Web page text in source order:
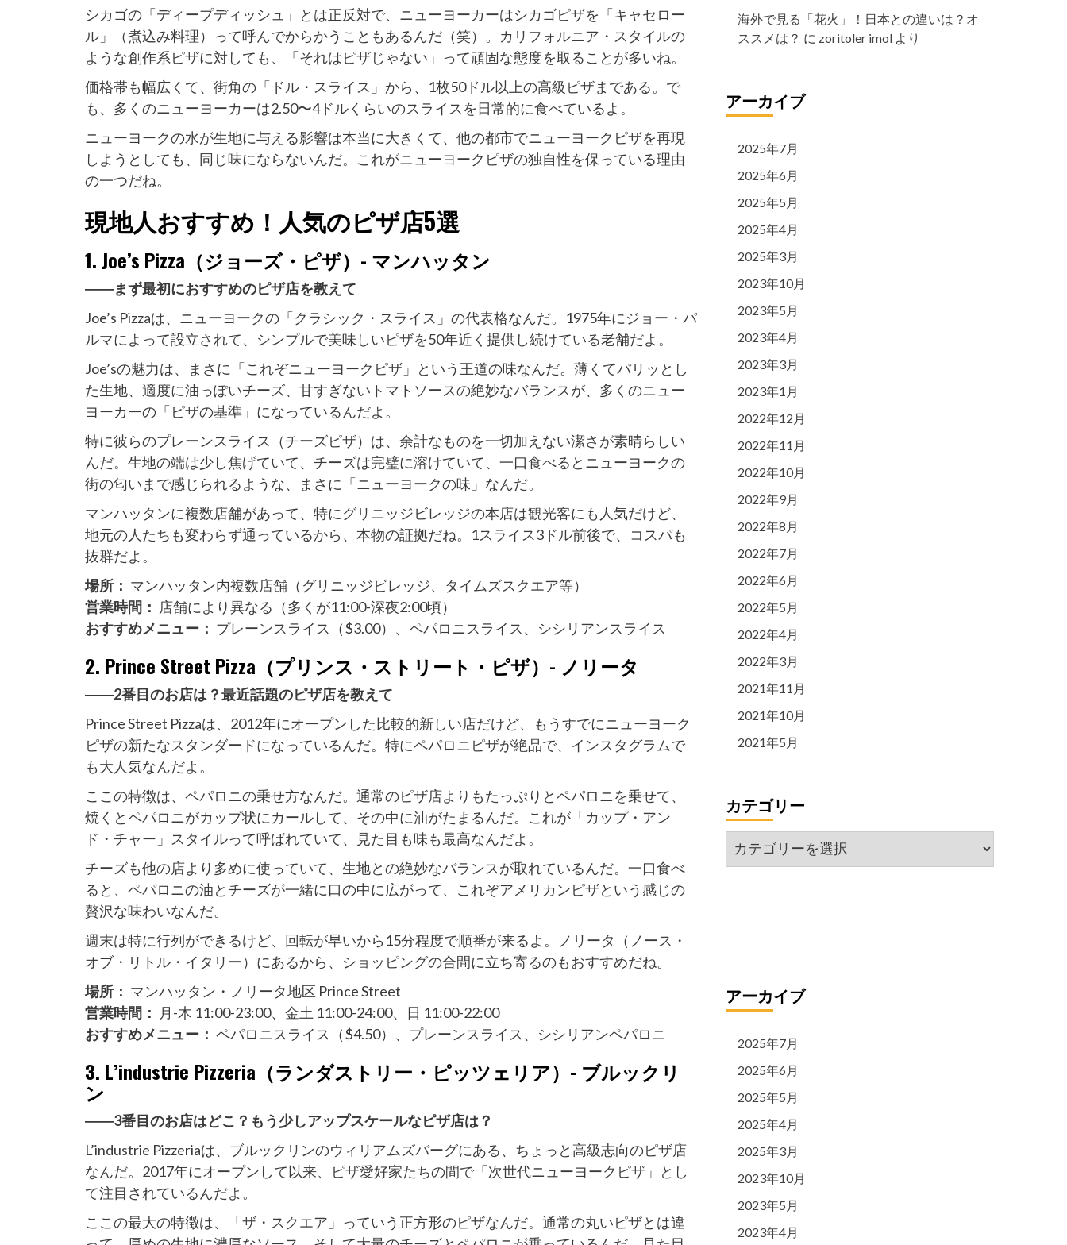
シカゴの「ディープディッシュ」とは正反対で、ニューヨーカーはシカゴピザを「キャセロー
ル」（煮込み料理）って呼んでからかうこともあるんだ（笑）。カリフォルニア・スタイルの
ような創作系ピザに対しても、「それはピザじゃない」って頑固な態度を取ることが多いね。
価格帯も幅広くて、街角の「ドル・スライス」から、1枚50ドル以上の高級ピザまである。で
も、多くのニューヨーカーは2.50〜4ドルくらいのスライスを日常的に食べているよ。
ニューヨークの水が生地に与える影響は本当に大きくて、他の都市でニューヨークピザを再現
しようとしても、同じ味にならないんだ。これがニューヨークピザの独自性を保っている理由
の一つだね。
現地人おすすめ！人気のピザ店5選
1. Joe’s Pizza（ジョーズ・ピザ）- マンハッタン
――まず最初におすすめのピザ店を教えて
Joe’s Pizzaは、ニューヨークの「クラシック・スライス」の代表格なんだ。1975年にジョー・パ
ルマによって設立されて、シンプルで美味しいピザを50年近く提供し続けている老舗だよ。
Joe’sの魅力は、まさに「これぞニューヨークピザ」という王道の味なんだ。薄くてパリッとし
た生地、適度に油っぽいチーズ、甘すぎないトマトソースの絶妙なバランスが、多くのニュー
ヨーカーの「ピザの基準」になっているんだよ。
特に彼らのプレーンスライス（チーズピザ）は、余計なものを一切加えない潔さが素晴らしい
んだ。生地の端は少し焦げていて、チーズは完璧に溶けていて、一口食べるとニューヨークの
街の匂いまで感じられるような、まさに「ニューヨークの味」なんだ。
マンハッタンに複数店舗があって、特にグリニッジビレッジの本店は観光客にも人気だけど、
地元の人たちも変わらず通っているから、本物の証拠だね。1スライス3ドル前後で、コスパも
抜群だよ。
場所： マンハッタン内複数店舗（グリニッジビレッジ、タイムズスクエア等）
営業時間： 店舗により異なる（多くが11:00-深夜2:00頃）
おすすめメニュー： プレーンスライス（$3.00）、ペパロニスライス、シシリアンスライス
2. Prince Street Pizza（プリンス・ストリート・ピザ）- ノリータ
――2番目のお店は？最近話題のピザ店を教えて
Prince Street Pizzaは、2012年にオープンした比較的新しい店だけど、もうすでにニューヨーク
ピザの新たなスタンダードになっているんだ。特にペパロニピザが絶品で、インスタグラムで
も大人気なんだよ。
ここの特徴は、ペパロニの乗せ方なんだ。通常のピザ店よりもたっぷりとペパロニを乗せて、
焼くとペパロニがカップ状にカールして、その中に油がたまるんだ。これが「カップ・アン
ド・チャー」スタイルって呼ばれていて、見た目も味も最高なんだよ。
チーズも他の店より多めに使っていて、生地との絶妙なバランスが取れているんだ。一口食べ
ると、ペパロニの油とチーズが一緒に口の中に広がって、これぞアメリカンピザという感じの
贅沢な味わいなんだ。
週末は特に行列ができるけど、回転が早いから15分程度で順番が来るよ。ノリータ（ノース・
オブ・リトル・イタリー）にあるから、ショッピングの合間に立ち寄るのもおすすめだね。
場所： マンハッタン・ノリータ地区 Prince Street
営業時間：
月-木 11:00-23:00、金土 11:00-24:00、日 11:00-22:00
おすすめメニュー： ペパロニスライス（$4.50）、プレーンスライス、シシリアンペパロニ
3. L’industrie Pizzeria（ランダストリー・ピッツェリア）- ブルックリ
ン
――3番目のお店はどこ？もう少しアップスケールなピザ店は？
L’industrie Pizzeriaは、ブルックリンのウィリアムズバーグにある、ちょっと高級志向のピザ店
なんだ。2017年にオープンして以来、ピザ愛好家たちの間で「次世代ニューヨークピザ」とし
て注目されているんだよ。
ここの最大の特徴は、「ザ・スクエア」っていう正方形のピザなんだ。通常の丸いピザとは違
海外で見る「花火」！日本との違いは？オ
ススメは？ に zoritoler imol より
アーカイブ
2025年7月
2025年6月
2025年5月
2025年4月
2025年3月
2023年10月
2023年5月
2023年4月
2023年3月
2023年1月
2022年12月
2022年11月
2022年10月
2022年9月
2022年8月
2022年7月
2022年6月
2022年5月
2022年4月
2022年3月
2021年11月
2021年10月
2021年5月
カテゴリー
アーカイブ
2025年7月
2025年6月
2025年5月
2025年4月
2025年3月
2023年10月
2023年5月
2023年4月